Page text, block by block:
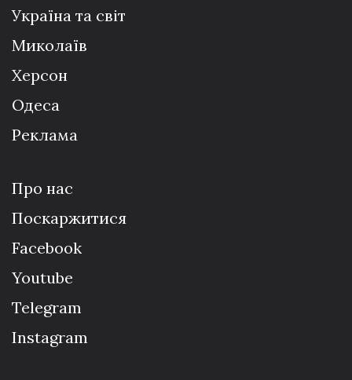
Україна та світ
Миколаїв
Херсон
Одеса
Реклама
Про нас
Поскаржитися
Facebook
Youtube
Telegram
Instagram